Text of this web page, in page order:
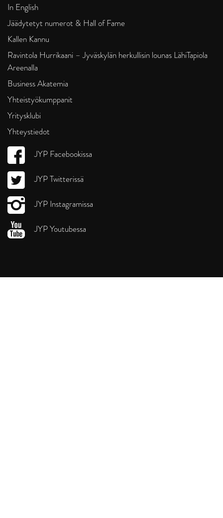
In English
Jäädytetyt numerot & Hall of Fame
Kallen Kannu
Ravintola Hurrikaani – Jyväskylän herkullisin lounas LähiTapiola
Areenalla
Business Akatemia
Yhteistyökumppanit
Yritysklubi
Yhteystiedot
JYP Facebookissa
JYP Twitterissä
JYP Instagramissa
JYP Youtubessa